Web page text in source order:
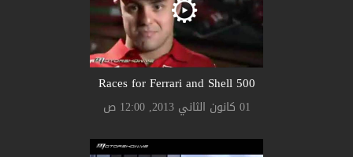
500 Races for Ferrari and Shell
01 كانون الثاني 2013, 12:00 ص